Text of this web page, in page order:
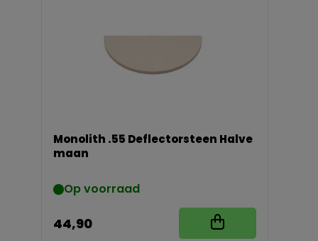
Monolith .55 Deflectorsteen Halve
maan
Op voorraad
44,90